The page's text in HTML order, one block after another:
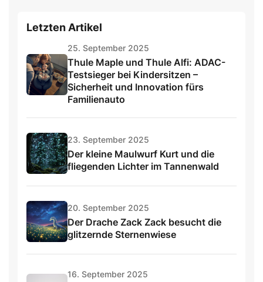
Letzten Artikel
25. September 2025
Thule Maple und Thule Alfi: ADAC-
Testsieger bei Kindersitzen –
Sicherheit und Innovation fürs
Familienauto
23. September 2025
Der kleine Maulwurf Kurt und die
fliegenden Lichter im Tannenwald
20. September 2025
Der Drache Zack Zack besucht die
glitzernde Sternenwiese
16. September 2025